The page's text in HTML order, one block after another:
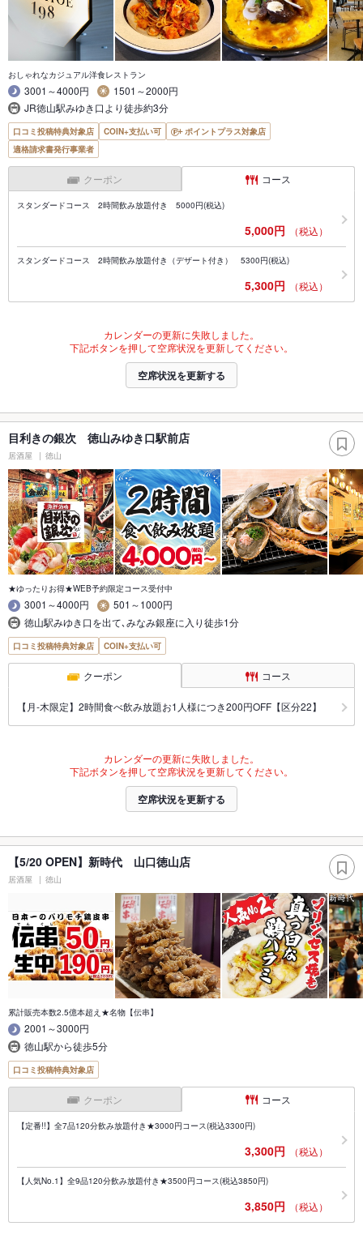
おしゃれなカジュアル洋食レストラン
3001～4000円
1501～2000円
JR徳山駅みゆき口より徒歩約3分
口コミ投稿特典対象店 COIN+支払い可
ポイントプラス対象店
適格請求書発行事業者
クーポン コース
スタンダードコース 2時間飲み放題付き 5000円(税込)
5,000円 （税込）
スタンダードコース 2時間飲み放題付き（デザート付き） 5300円(税込)
5,300円 （税込）
カレンダーの更新に失敗しました。
下記ボタンを押して空席状況を更新してください。
空席状況を更新する
目利きの銀次 徳山みゆき口駅前店
居酒屋 徳山
★ゆったりお得★WEB予約限定コース受付中
3001～4000円
501～1000円
徳山駅みゆき口を出て､みなみ銀座に入り徒歩1分
口コミ投稿特典対象店 COIN+支払い可
クーポン コース
【月‐木限定】2時間食べ飲み放題お1人様につき200円OFF【区分22】
カレンダーの更新に失敗しました。
下記ボタンを押して空席状況を更新してください。
空席状況を更新する
【5/20 OPEN】新時代 山口徳山店
居酒屋 徳山
累計販売本数2.5億本超え★名物【伝串】
2001～3000円
徳山駅から徒歩5分
口コミ投稿特典対象店
クーポン コース
【定番!!】全7品120分飲み放題付き★3000円コース(税込3300円)
3,300円 （税込）
【人気No.1】全9品120分飲み放題付き★3500円コース(税込3850円)
3,850円 （税込）